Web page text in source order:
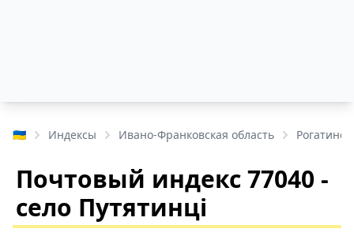
🇺🇦 Индексы Ивано-Франковская область
Почтовый индекс 77040 -
село Путятинці